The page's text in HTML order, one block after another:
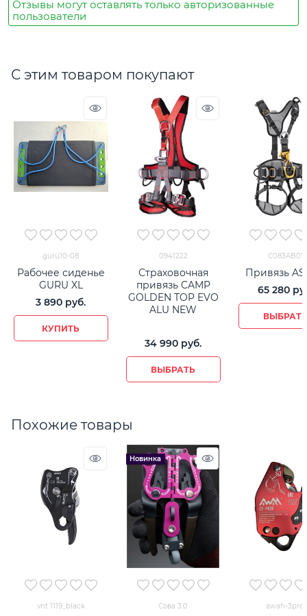
Отзывы могут оставлять только авторизованные
пользователи
С этим товаром покупают
guru10-08
Рабочее сиденье
GURU XL
3 890 руб.
КУПИТЬ
0941222
Страховочная
привязь CAMP
GOLDEN TOP EVO
ALU NEW
34 990 руб.
ВЫБРАТЬ
C083AB01
Привязь
65 280
Похожие товары
vnt 1119_black
Новинка
Сова 3.0 awah-3prof